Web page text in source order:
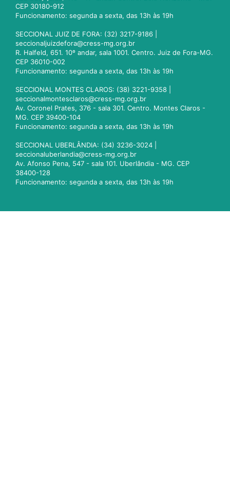
CEP 30180-912
Funcionamento: segunda a sexta, das 13h às 19h
SECCIONAL JUIZ DE FORA: (32) 3217-9186 |
seccionaljuizdefora@cress-mg.org.br
R. Halfeld, 651. 10º andar, sala 1001. Centro. Juiz de Fora-MG.
CEP 36010-002
Funcionamento: segunda a sexta, das 13h às 19h
SECCIONAL MONTES CLAROS: (38) 3221-9358 |
seccionalmontesclaros@cress-mg.org.br
Av. Coronel Prates, 376 - sala 301. Centro. Montes Claros -
MG. CEP 39400-104
Funcionamento: segunda a sexta, das 13h às 19h
SECCIONAL UBERLÂNDIA: (34) 3236-3024 |
seccionaluberlandia@cress-mg.org.br
Av. Afonso Pena, 547 - sala 101. Uberlândia - MG. CEP
38400-128
Funcionamento: segunda a sexta, das 13h às 19h